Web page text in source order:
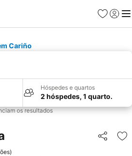
Favoritos
Iniciar
Cariño
Hóspedes e quartos
2 hóspedes, 1 quarto.
os resultados
Partilhar
)